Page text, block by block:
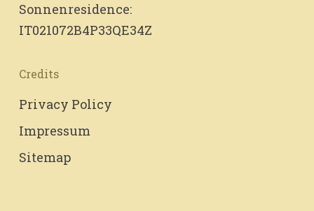
Sonnenresidence:
IT021072B4P33QE34Z
Credits
Privacy Policy
Impressum
Sitemap